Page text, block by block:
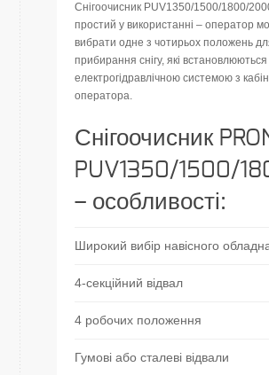
Снігоочисник PUV1350/1500/1800/
простий у використанні – оператор
вибрати одне з чотирьох положень
прибирання снігу, які встановлюються
електрогідравлічною системою з
оператора.
Снігоочисник
PUV1350/1500/
– особливості:
Широкий вибір навісного
4-секційний відвал
4 робочих положення
Гумові або сталеві відвали